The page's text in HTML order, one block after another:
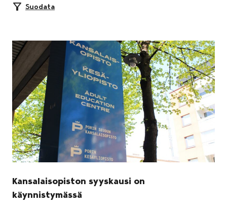
Suodata
Kansalaisopiston syyskausi on
käynnistymässä